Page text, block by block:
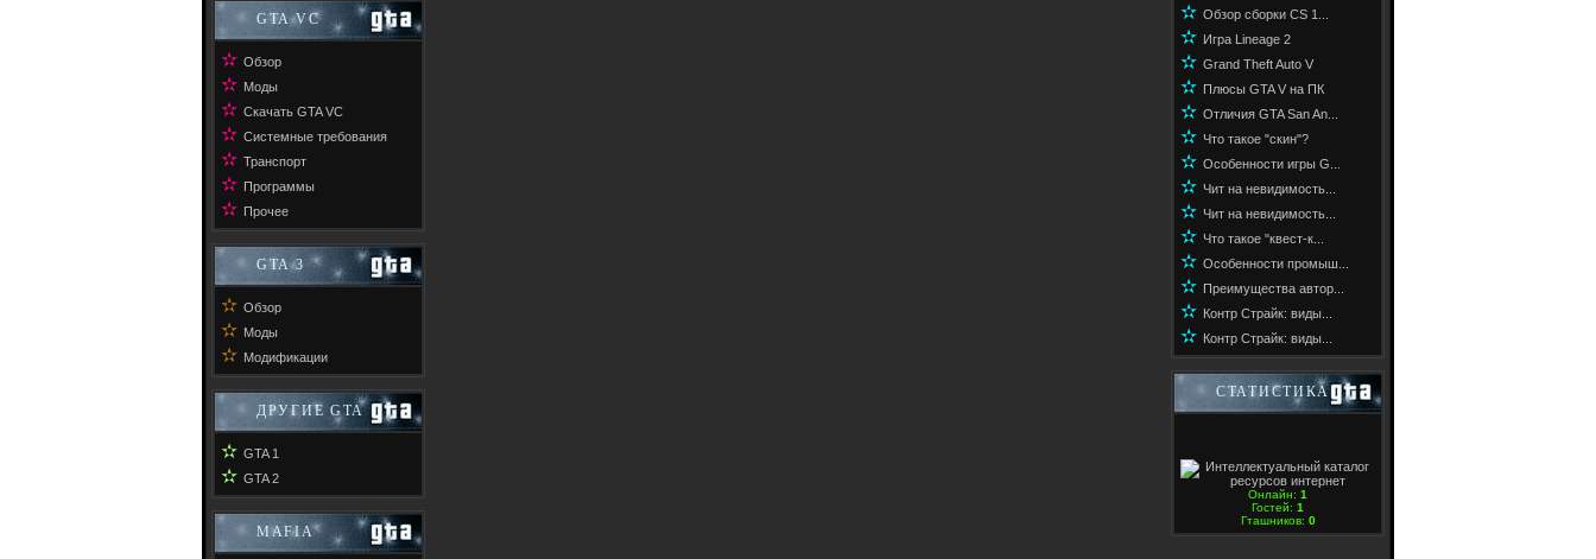
GTA VC
✫ Обзор
✫ Моды
✫ Скачать GTA VC
✫ Системные требования
✫ Транспорт
✫ Программы
✫ Прочее
GTA 3
✫ Обзор
✫ Моды
✫ Модификации
ДРУГИЕ GTA
✫ GTA 1
✫ GTA 2
MAFIA
✫ Обзор сборки CS 1...
✫ Игра Lineage 2
✫ Grand Theft Auto V
✫ Плюсы GTA V на ПК
✫ Отличия GTA San An...
✫ Что такое "скин"?
✫ Особенности игры G...
✫ Чит на невидимость...
✫ Чит на невидимость...
✫ Что такое "квест-к...
✫ Особенности промыш...
✫ Преимущества автор...
✫ Контр Страйк: виды...
✫ Контр Страйк: виды...
СТАТИСТИКА
Онлайн: 1
Гостей: 1
Гташников: 0